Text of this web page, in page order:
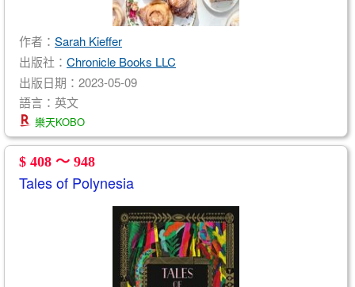
作者： Sarah Kieffer
出版社： Chronicle Books LLC
出版日期：2023-05-09
語言：英文
樂天KOBO
$ 408 ～ 948
Tales of Polynesia